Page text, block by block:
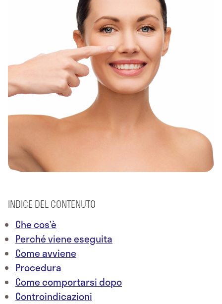
INDICE DEL CONTENUTO
Che cos’è
Perché viene eseguita
Come avviene
Procedura
Come comportarsi dopo
Controindicazioni